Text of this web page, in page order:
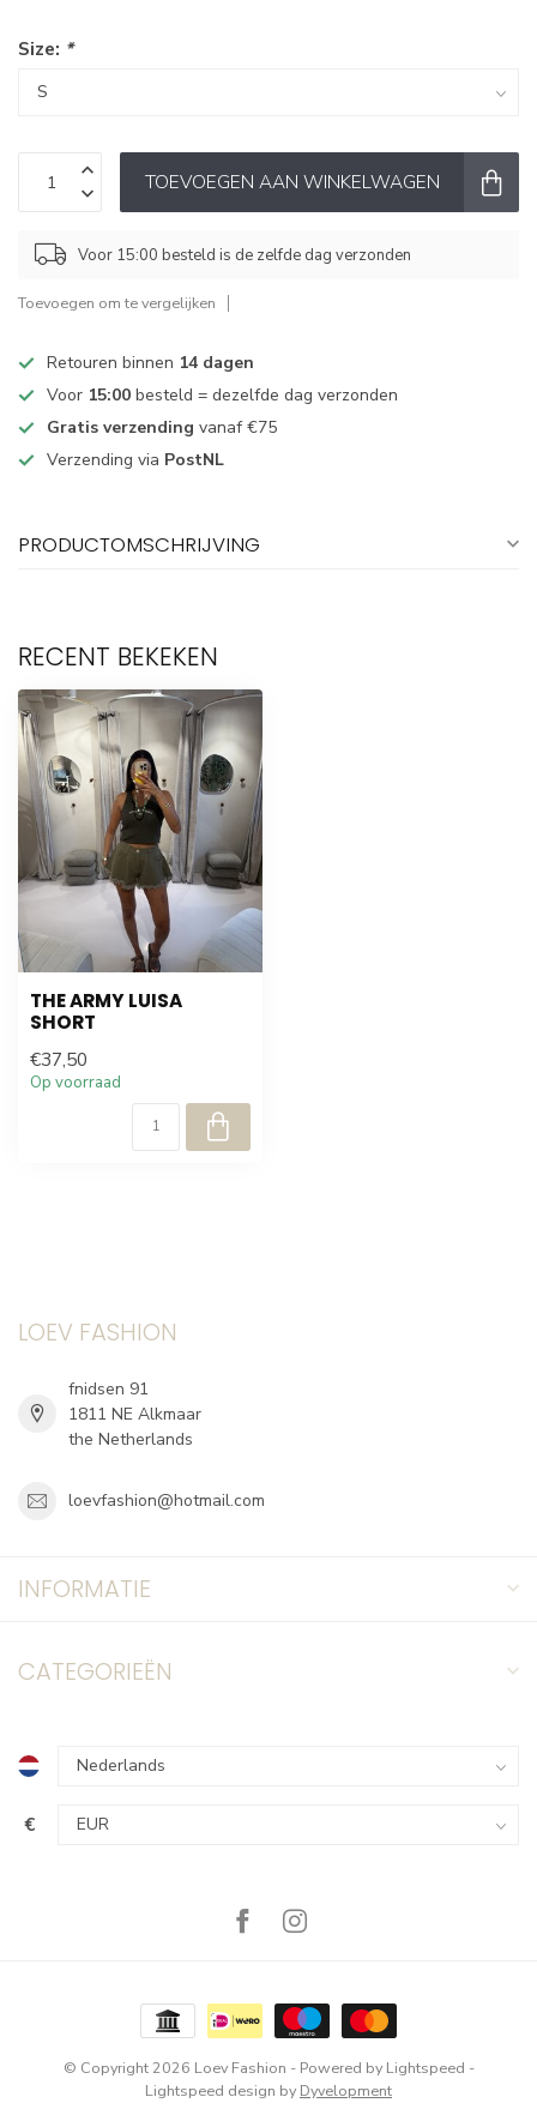
Size: *
TOEVOEGEN AAN WINKELWAGEN
Voor 15:00 besteld is de zelfde dag verzonden
Toevoegen om te vergelijken
Retouren binnen 14 dagen
Voor 15:00 besteld = dezelfde dag verzonden
Gratis verzending vanaf €75
Verzending via PostNL
PRODUCTOMSCHRIJVING
RECENT BEKEKEN
THE ARMY LUISA
SHORT
€37,50
Op voorraad
LOEV FASHION
fnidsen 91
1811 NE Alkmaar
the Netherlands
loevfashion@hotmail.com
INFORMATIE
CATEGORIEËN
€
© Copyright 2026 Loev Fashion - Powered by Lightspeed -
Lightspeed design by Dyvelopment